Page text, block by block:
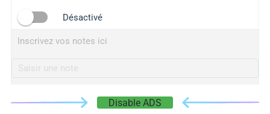
Désactivé
Inscrivez vos notes ici
Disable ADS